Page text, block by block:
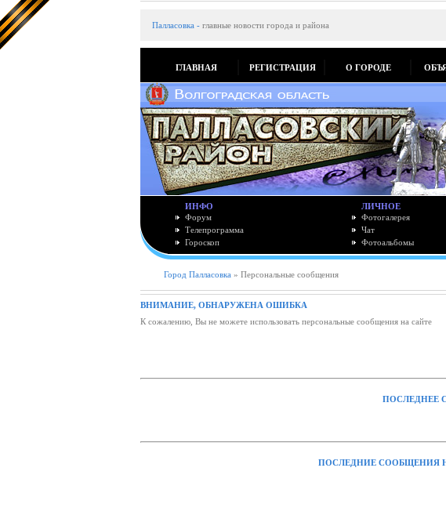
Палласовка - главные новости города и района
ГЛАВНАЯ РЕГИСТРАЦИЯ О ГОРОДЕ
ИНФО
Форум
Телепрограмма
Гороскоп
ЛИЧНОЕ
Фотогалерея
Чат
Фотоальбомы
Город Палласовка » Персональные сообщения
ВНИМАНИЕ, ОБНАРУЖЕНА ОШИБКА
К сожалению, Вы не можете использовать персональные сообщения на сайте
ПОСЛЕДНЕЕ
ПОСЛЕДНИЕ СООБЩЕНИЯ